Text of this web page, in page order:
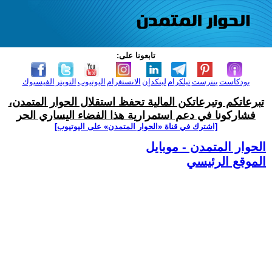
تابعونا على:
الفيسبوك التويتر اليوتيوب الانستغرام لينكدإن تيلكرامبنترست بودكاست
تبرعاتكم وتبرعاتكن المالية تحفظ استقلال الحوار المتمدن،
فشاركونا في دعم استمرارية هذا الفضاء اليساري الحر
[اشترك في قناة ‫«الحوار المتمدن» على اليوتيوب]
الحوار المتمدن - موبايل
الموقع الرئيسي